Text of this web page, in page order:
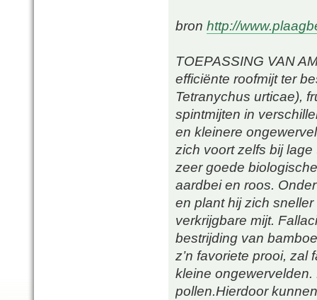
bron http://
TOEPASSING VAN
efficiënte roofmijt ter
Tetranychus urticae),
spintmijten in
en kleinere
zich voort zelfs bij
zeer goede
aardbei en roos.
en plant hij zich
verkrijgbare mijt.
bestrijding van
z’n favoriete prooi,
kleine
pollen.Hierdoor